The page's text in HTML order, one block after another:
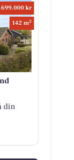
kr
142 m2
din